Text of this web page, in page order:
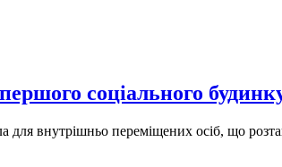
соціального
внутрішньо переміщених осіб, що